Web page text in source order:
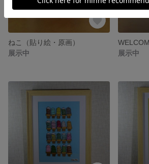
ねこ（貼り絵・原画）
展示中
展示中